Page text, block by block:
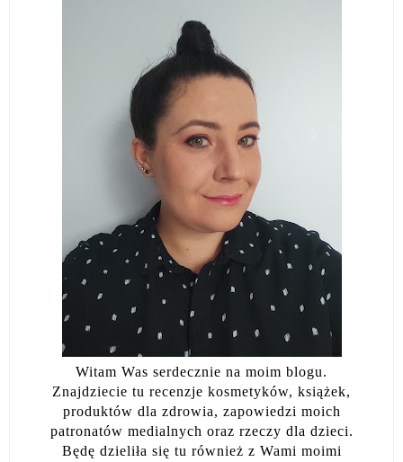
Witam Was serdecznie na moim blogu.
Znajdziecie tu recenzje kosmetyków, książek,
produktów dla zdrowia, zapowiedzi moich
patronatów medialnych oraz rzeczy dla dzieci.
Będę dzieliła się tu również z Wami moimi